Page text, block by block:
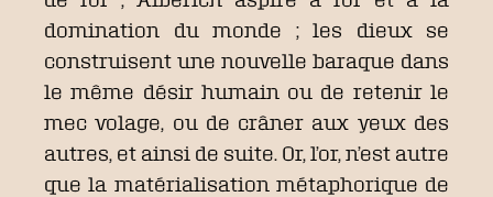
domination du monde ; les dieux se
construisent une nouvelle baraque dans
le même désir humain ou de retenir le
mec volage, ou de crâner aux yeux des
autres, et ainsi de suite. Or, l’or, n’est autre
que la matérialisation métaphorique de